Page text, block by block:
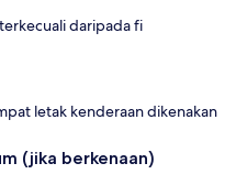
daripada fi
letak kenderaan dikenakan
(jika berkenaan)